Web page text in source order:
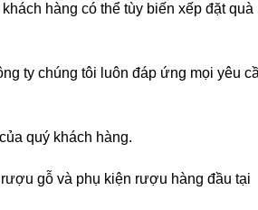
hàng có thể tùy biến xếp đặt quà
ty chúng tôi luôn đáp ứng mọi yêu
quý khách hàng.
gỗ và phụ kiện rượu hàng đầu tại